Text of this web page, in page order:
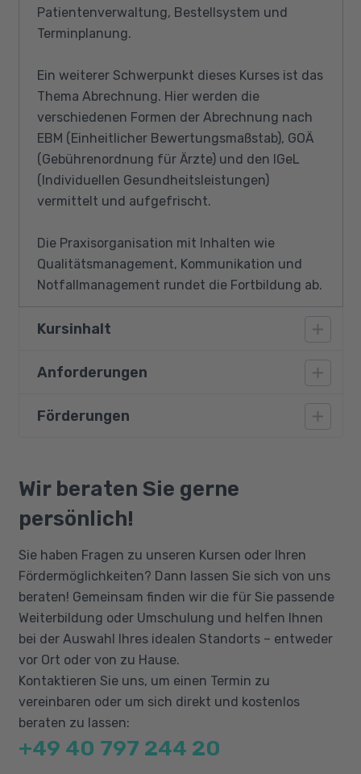
Patientenverwaltung, Bestellsystem und
Terminplanung.
Ein weiterer Schwerpunkt dieses Kurses ist das
Thema Abrechnung. Hier werden die
verschiedenen Formen der Abrechnung nach
EBM (Einheitlicher Bewertungsmaßstab), GOÄ
(Gebührenordnung für Ärzte) und den IGeL
(Individuellen Gesundheitsleistungen)
vermittelt und aufgefrischt.
Die Praxisorganisation mit Inhalten wie
Qualitätsmanagement, Kommunikation und
Notfallmanagement rundet die Fortbildung ab.
Kursinhalt
Umgang mit der Arztpraxissoftware
TURBOMED: Praxisverwaltung und
IGeL
Medizinische Fachbegriffe und -sprache
Notfallmanagement
Einblicke in das Qualitätsmanagement in der
Kommunikation
Anforderungen
Gute Grundkenntnisse im Umgang mit dem PC
Förderungen
Qualifizierungschancengesetz
Berufliche Rehabilitation
Wir beraten Sie gerne
persönlich!
Sie haben Fragen zu unseren Kursen oder Ihren
Fördermöglichkeiten? Dann lassen Sie sich von uns
beraten! Gemeinsam finden wir die für Sie passende
Weiterbildung oder Umschulung und helfen Ihnen
bei der Auswahl Ihres idealen Standorts – entweder
vor Ort oder von zu Hause.
Kontaktieren Sie uns, um einen Termin zu
vereinbaren oder um sich direkt und kostenlos
beraten zu lassen:
+49 40 797 244 20